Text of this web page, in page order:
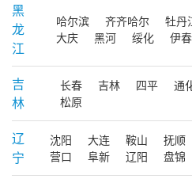
黑
龙
江
哈尔滨 齐齐哈尔 牡丹
大庆
黑河 绥化 伊春
吉
林
长春 吉林 四平 通
松原
辽
宁
沈阳 大连 鞍山 抚顺
营口
阜新 辽阳 盘锦